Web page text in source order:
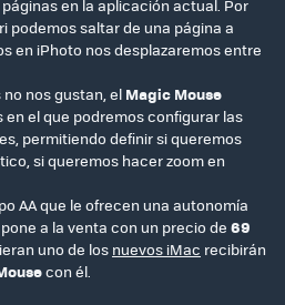
en la aplicación actual. Por
podemos saltar de una página a
en iPhoto nos desplazaremos entre
nos gustan, el Magic Mouse
el que podremos configurar las
permitiendo definir si queremos
si queremos hacer zoom en
AA que le ofrecen una autonomía
a la venta con un precio de 69
uno de los nuevos iMac recibirán
con él.